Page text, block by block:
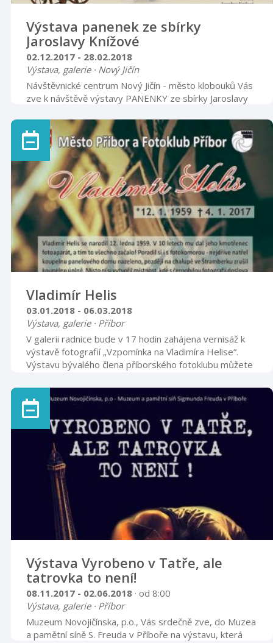
Výstava panenek ze sbírky
Jaroslavy Knížové
02.12.2017 - 28.02.2018
Výstava, galerie · Nový Jičín
Návštěvnické centrum Nový Jičín - město klobouků Vás
zve k návštěvě výstavy PANENKY ze sbírky Jaroslavy
Vladimír Helis
03.01.2018 - 06.03.2018
Výstava, galerie · Příbor
V galerii radnice bude v 17 hodin zahájena vernisáž k
výstavě fotografií „Vzpomínka na Vladimíra Helise“.
Výstavu bývalého člena příborského fotoklubu můžete
Výstava Vyrobeno v Tatře, ale
tatrovka to není!
08.11.2017 - 02.06.2018 · od 8:00
Výstava, galerie · Příbor
Muzeum Novojičínska, p.o., Vás srdečně zve, do Muzea
a pamětní síně S. Freuda v Příboře na výstavu, která